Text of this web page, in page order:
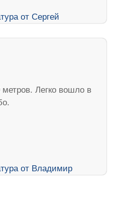
Легко вошло в